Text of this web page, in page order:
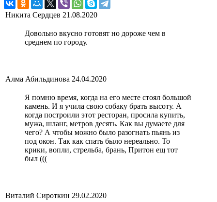
Никита Сердцев 21.08.2020
Довольно вкусно готовят но дороже чем в
среднем по городу.
Алма Абильдинова 24.04.2020
Я помню время, когда на его месте стоял большой
камень. И я учила свою собаку брать высоту. А
когда построили этот ресторан, просила купить,
мужа, шланг, метров десять. Как вы думаете для
чего? А чтобы можно было разогнать пьянь из
под окон. Так как спать было нереально. То
крики, вопли, стрельба, брань, Притон ещ тот
был (((
Виталий Сироткин 29.02.2020